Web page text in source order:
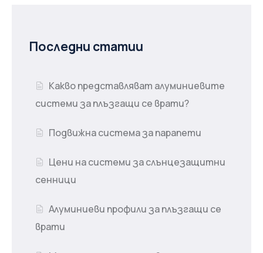
Последни статии
Какво представляват алуминиевите
системи за плъзгащи се врати?
Подвижна система за парапети
Цени на системи за слънцезащитни
сенници
Алуминиеви профили за плъзгащи се
врати